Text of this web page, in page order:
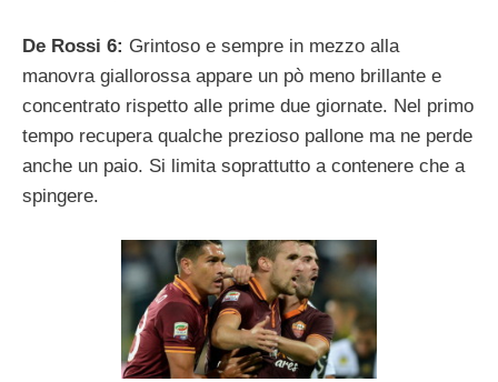
De Rossi 6: Grintoso e sempre in mezzo alla
manovra giallorossa appare un pò meno brillante e
concentrato rispetto alle prime due giornate. Nel primo
tempo recupera qualche prezioso pallone ma ne perde
anche un paio. Si limita soprattutto a contenere che a
spingere.